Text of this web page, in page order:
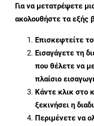
Για να μετατρέψετε
ακολουθήστε τα εξής
Επισκεφτείτε
Εισαγάγετε τη
που θέλετε να
πλαίσιο
Κάντε κλικ στο
ξεκινήσει η
Περιμένετε να